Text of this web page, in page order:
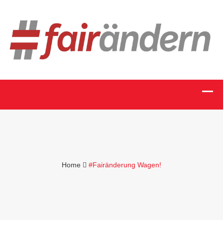
Home #Fairänderung Wagen!